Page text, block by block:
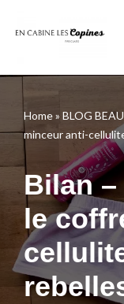
contenu
Home» BLOG
minceur anti-
Bilan
le